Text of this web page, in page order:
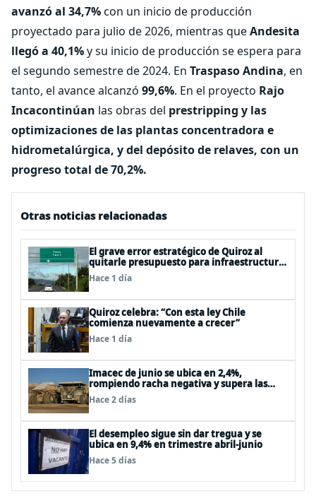
avanzó al 34,7%con un inicio de producción
proyectado para julio de 2026, mientras queAndesita
llegó a 40,1%y su inicio de producción se espera para
el segundo semestre de 2024. En Traspaso Andina, en
tanto, el avance alcanzó 99,6%. En el proyecto Rajo
Incacontinúan las obras del prestripping y las
optimizaciones de las plantas concentradora e
hidrometalúrgica, y del depósito de relaves, con un
progreso total de 70,2%.
Otras noticias relacionadas
El grave error estratégico de Quiroz al
quitarle presupuesto para infraestructura
vial del Biobío
Hace 1 día
Quiroz celebra: “Con esta ley Chile
comienza nuevamente a crecer”
Hace 1 día
Imacec de junio se ubica en 2,4%,
rompiendo racha negativa y supera las
expectativas
Hace 2 días
El desempleo sigue sin dar tregua y se
ubica en 9,4% en trimestre abril-junio
Hace 5 días